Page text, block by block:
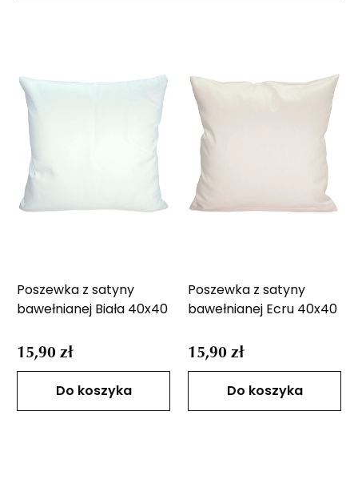
Poszewka z satyny
bawełnianej Biała 40x40
15,90 zł
Do koszyka
Poszewka z satyny
bawełnianej Ecru 40x40
15,90 zł
Do koszyka